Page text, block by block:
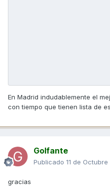
En Madrid indudablemente el
con tiempo que tienen lista de
Golfante
Publicado 11 de
gracias